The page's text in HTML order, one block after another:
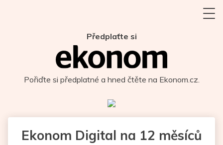
Předplaťte si
Pořiďte si předplatné a hned čtěte na Ekonom.cz.
Ekonom Digital na 12 měsíců